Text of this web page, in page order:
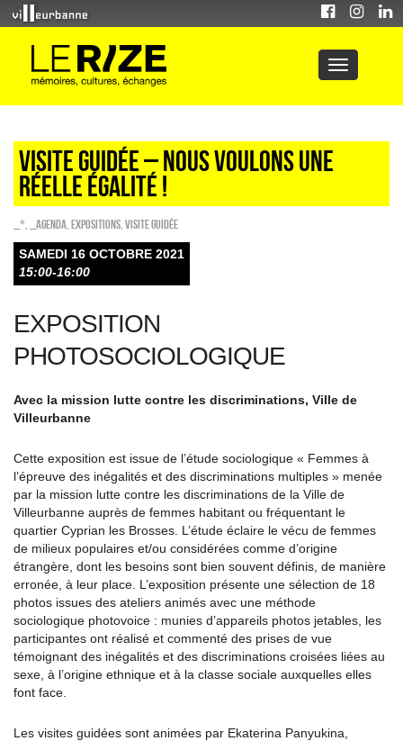
Visite guidée – NOUS VOULONS UNE
RÉELLE ÉGALITÉ !
_* _Agenda EXPOSITIONS Visite guidée
SAMEDI 16 OCTOBRE 2021
15:00-16:00
EXPOSITION
PHOTOSOCIOLOGIQUE
Avec la mission lutte contre les discriminations, Ville de
Villeurbanne
Cette exposition est issue de l’étude sociologique « Femmes à
l’épreuve des inégalités et des discriminations multiples » menée
par la mission lutte contre les discriminations de la Ville de
Villeurbanne auprès de femmes habitant ou fréquentant le
quartier Cyprian les Brosses. L’étude éclaire le vécu de femmes
de milieux populaires et/ou considérées comme d’origine
étrangère, dont les besoins sont bien souvent définis, de manière
erronée, à leur place. L’exposition présente une sélection de 18
photos issues des ateliers animés avec une méthode
sociologique photovoice : munies d’appareils photos jetables, les
participantes ont réalisé et commenté des prises de vue
témoignant des inégalités et des discriminations croisées liées au
sexe, à l’origine ethnique et à la classe sociale auxquelles elles
font face.
Les visites guidées sont animées par Ekaterina Panyukina,